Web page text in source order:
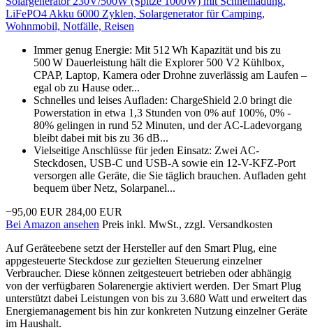
LiFePO4 Akku 6000 Zyklen, Solargenerator für Camping,
Wohnmobil, Notfälle, Reisen
Immer genug Energie: Mit 512 Wh Kapazität und bis zu
500 W Dauerleistung hält die Explorer 500 V2 Kühlbox,
CPAP, Laptop, Kamera oder Drohne zuverlässig am Laufen –
egal ob zu Hause oder...
Schnelles und leises Aufladen: ChargeShield 2.0 bringt die
Powerstation in etwa 1,3 Stunden von 0% auf 100%, 0% -
80% gelingen in rund 52 Minuten, und der AC-Ladevorgang
bleibt dabei mit bis zu 36 dB...
Vielseitige Anschlüsse für jeden Einsatz: Zwei AC-
Steckdosen, USB-C und USB-A sowie ein 12‑V-KFZ-Port
versorgen alle Geräte, die Sie täglich brauchen. Aufladen geht
bequem über Netz, Solarpanel...
−95,00 EUR 284,00 EUR
Bei Amazon ansehen Preis inkl. MwSt., zzgl. Versandkosten
Auf Geräteebene setzt der Hersteller auf den Smart Plug, eine
appgesteuerte Steckdose zur gezielten Steuerung einzelner
Verbraucher. Diese können zeitgesteuert betrieben oder abhängig
von der verfügbaren Solarenergie aktiviert werden. Der Smart Plug
unterstützt dabei Leistungen von bis zu 3.680 Watt und erweitert das
Energiemanagement bis hin zur konkreten Nutzung einzelner Geräte
im Haushalt.